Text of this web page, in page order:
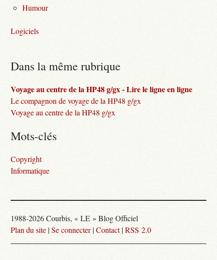
Humour
Logiciels
Dans la même rubrique
Voyage au centre de la HP48 g/gx - Lire le ligne en ligne
Le compagnon de voyage de la HP48 g/gx
Voyage au centre de la HP48 g/gx
Mots-clés
Copyright
Informatique
1988-2026 Courbis, « LE » Blog Officiel
Plan du site |Se connecter|Contact|RSS 2.0